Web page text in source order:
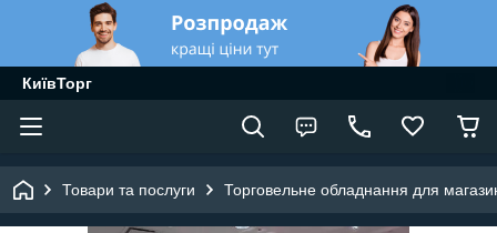
КиївТорг
Товари та послуги Торговельне обладнання для